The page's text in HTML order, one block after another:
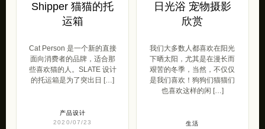
Shipper 猫猫的托
运箱
Cat Person 是一个新的直接
面向消费者的品牌，适合那
些喜欢猫的人。SLATE 设计
的托运箱是为了突出日 […]
产品设计
2020/07/23
日光浴 宠物摄影
欣赏
我们大多数人都喜欢在阳光
下晒太阳，尤其是在漫长而
艰苦的冬季，当然，不仅仅
是我们喜欢！狗狗们猫猫们
也喜欢这样的闲 […]
生活